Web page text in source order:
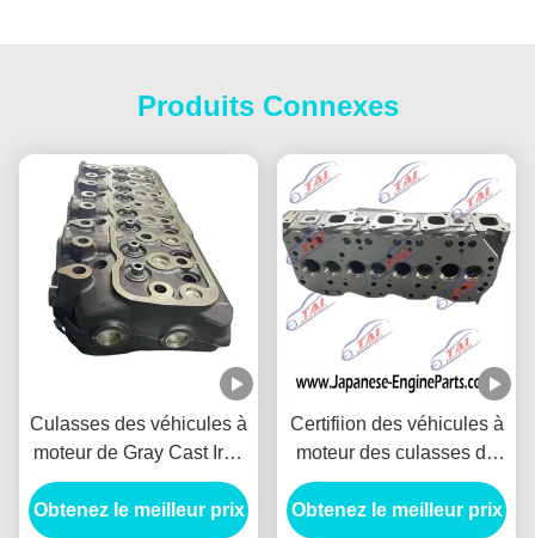
Produits Connexes
Culasses des véhicules à
moteur de Gray Cast Iron
4D31 pour Mitsubishi
Fuso
Obtenez le meilleur prix
Certifiion des véhicules à
moteur des culasses de
Nissan TD27 ISO9001
TS16949
Obtenez le meilleur prix